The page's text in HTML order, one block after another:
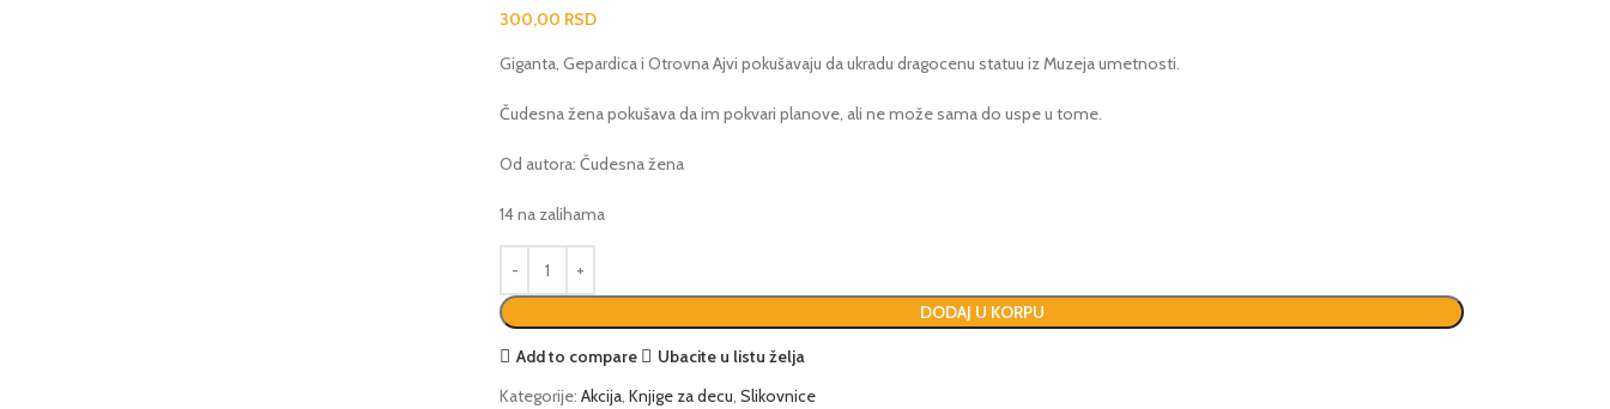
300,00 RSD
Giganta, Gepardica i ​​Otrovna Ajvi pokušavaju da ukradu dragocenu statuu iz Muzeja umetnosti.
Čudesna žena pokušava da im pokvari planove, ali ne može sama do uspe u tome.
Od autora: Čudesna žena
14 na zalihama
DODAJ U KORPU
Add to compare
Ubacite u listu želja
Kategorije: Akcija, Knjige za decu, Slikovnice